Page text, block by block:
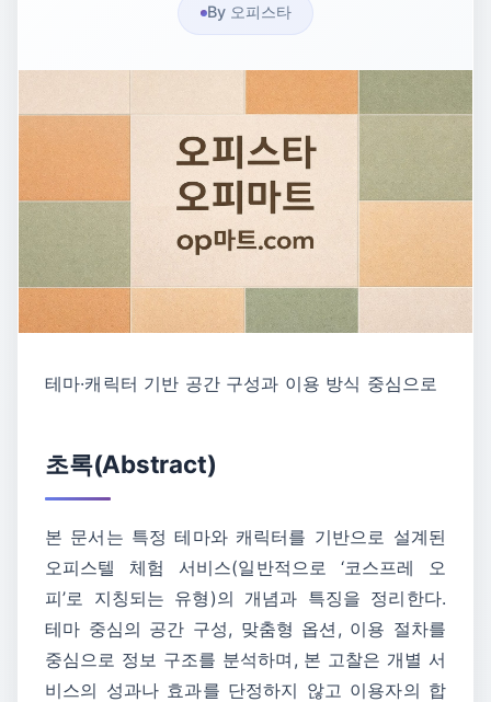
By 오피스타
테마·캐릭터 기반 공간 구성과 이용 방식 중심으로
초록(Abstract)
본 문서는 특정 테마와 캐릭터를 기반으로 설계된
오피스텔 체험 서비스(일반적으로 ‘코스프레 오
피’로 지칭되는 유형)의 개념과 특징을 정리한다.
테마 중심의 공간 구성, 맞춤형 옵션, 이용 절차를
중심으로 정보 구조를 분석하며, 본 고찰은 개별 서
비스의 성과나 효과를 단정하지 않고 이용자의 합